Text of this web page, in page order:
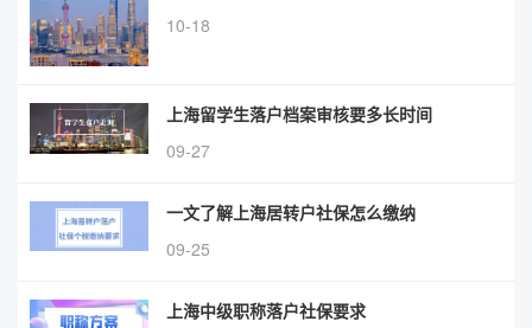
10-18
上海留学生落户档案审核要多长时间
09-27
一文了解上海居转户社保怎么缴纳
09-25
上海中级职称落户社保要求